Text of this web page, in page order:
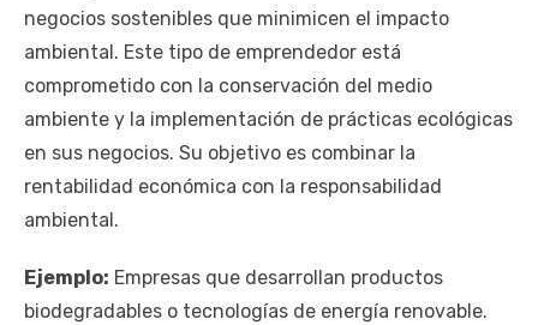
negocios sostenibles que minimicen el impacto
ambiental. Este tipo de emprendedor está
comprometido con la conservación del medio
ambiente y la implementación de prácticas ecológicas
en sus negocios. Su objetivo es combinar la
rentabilidad económica con la responsabilidad
ambiental.
Ejemplo: Empresas que desarrollan productos
biodegradables o tecnologías de energía renovable.